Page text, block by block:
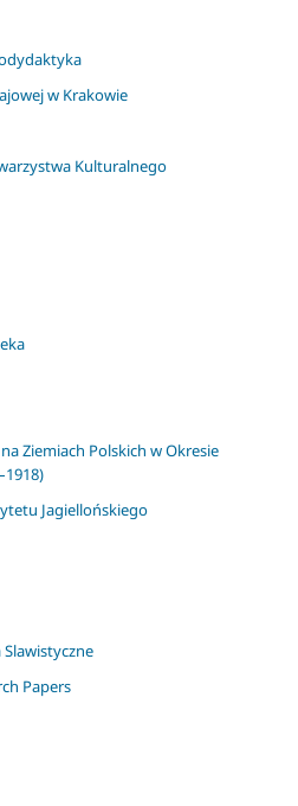
w Krakowie
Kulturalnego
Ziemiach Polskich w Okresie
Jagiellońskiego
Papers